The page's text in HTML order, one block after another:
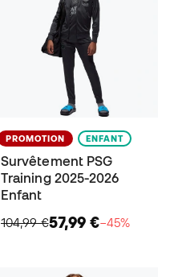
PROMOTION ENFANT
Survêtement PSG
Training 2025-2026
Enfant
104,99 €57,99 €−45%